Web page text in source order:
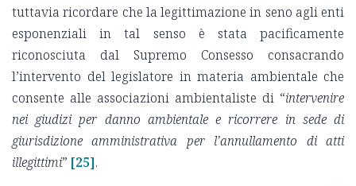
tuttavia ricordare che la legittimazione in seno agli enti
esponenziali in tal senso è stata pacificamente
riconosciuta dal Supremo Consesso consacrando
l’intervento del legislatore in materia ambientale che
consente alle associazioni ambientaliste di “intervenire
nei giudizi per danno ambientale e ricorrere in sede di
giurisdizione amministrativa per l’annullamento di atti
illegittimi” [25].